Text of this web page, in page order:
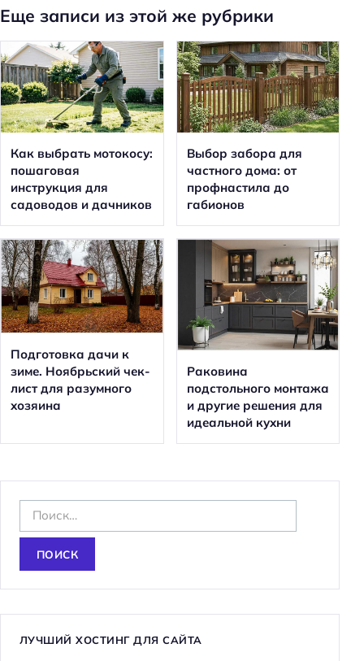
Еще записи из этой же рубрики
Как выбрать мотокосу:
пошаговая
инструкция для
садоводов и дачников
Выбор забора для
частного дома: от
профнастила до
габионов
Подготовка дачи к
зиме. Ноябрьский чек-
лист для разумного
хозяина
Раковина
подстольного монтажа
и другие решения для
идеальной кухни
а
и
ЛУЧШИЙ ХОСТИНГ ДЛЯ САЙТА